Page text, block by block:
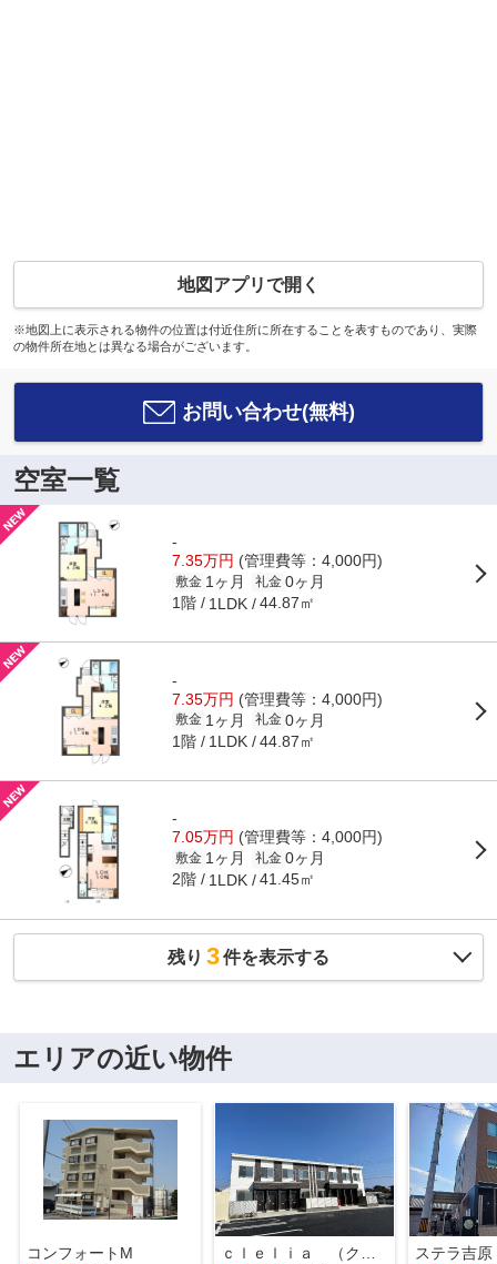
地図アプリで開く
※地図上に表示される物件の位置は付近住所に所在することを表すものであり、実際
の物件所在地とは異なる場合がございます。
お問い合わせ(無料)
空室一覧
-
7.35万円 (管理費等：4,000円)
敷金 1ヶ月 礼金 0ヶ月
1階 1LDK 44.87㎡
-
7.35万円 (管理費等：4,000円)
敷金 1ヶ月 礼金 0ヶ月
1階 1LDK 44.87㎡
-
7.05万円 (管理費等：4,000円)
敷金 1ヶ月 礼金 0ヶ月
2階 1LDK 41.45㎡
残り 3件を表示する
エリアの近い物件
コンフォートM
ステラ吉原